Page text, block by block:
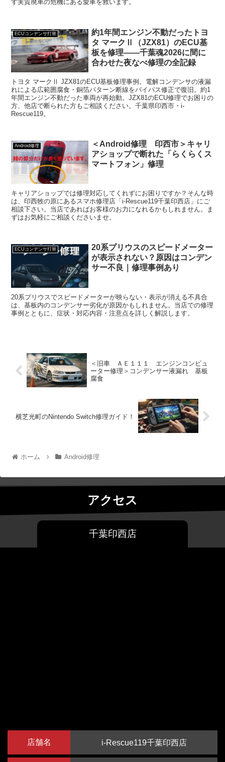
ず実質廃車の危機にある愛車を救います。
ECUコンデンサ打替
約1年間エンジン不動だったトヨ
タ マークⅡ（JZX81）のECU基
板を修理——千葉魂2026に間に
合わせた夜なべ修理の全記録
トヨタ マークⅡ JZX81のECU基板修理事例。電解コンデンサの液漏
れによる広範囲腐食・銅箔パターン断線をバイパス修正で復旧。約1
年間エンジン不動だった車両が再始動。JZX81のECU修理でお困りの
方、他店で断られた方もご相談ください。千葉県印西市・i-
Rescue119。
Android修理
＜Android修理 印西市＞キャリ
アショップで断れた「らくらくス
マートフォン」修理
キャリアショップでは修理対応してくれずにお困りですか？そんな時
は、印西牧の原にあるスマホ修理店「i-Rescue119千葉印西店」にご
相談下さい。当店であればお客様のお力になれるかもしれません。ま
ずはお気軽にご相談くださいませ。
ECUコンデンサ打替
20系プリウスのスピードメーター
が表示されない？原因はコンデン
サー不良｜修理事例あり
20系プリウスでスピードメーターが映らない・表示が消える不具合
は、基板内のコンデンサー劣化が原因かもしれません。当店での修理
事例とともに、症状・対応内容・注意点を詳しく解説します。
＜旧車 ＡＥ１１１ エンジンコンピュ
ーター修理＞コンデンサー液漏れ 基板
腐食
横芝光町のNintendo Switch修理ガイド！
ホーム Android修理
アクセス
千葉印西店
店舗名 i-Rescue119千葉印西店